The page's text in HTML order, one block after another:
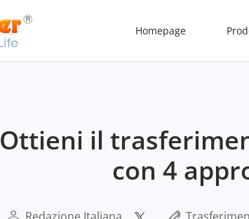
Homepage
Ottieni il
con 4